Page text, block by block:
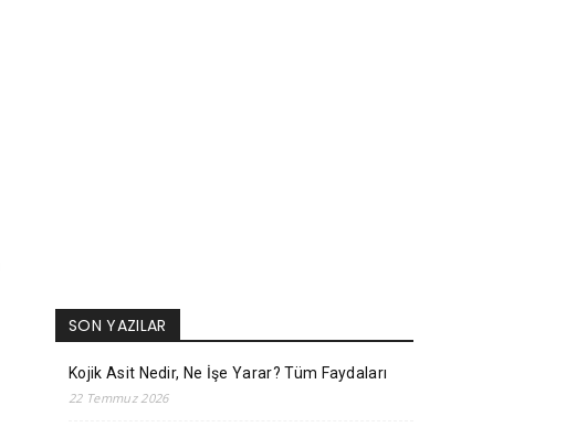
SON YAZILAR
Kojik Asit Nedir, Ne İşe Yarar? Tüm Faydaları
22 Temmuz 2026